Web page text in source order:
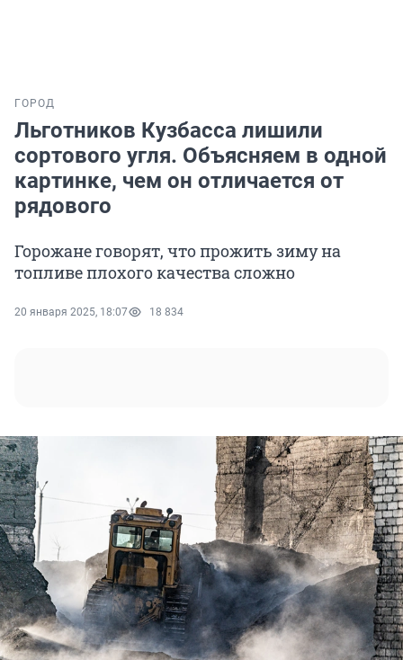
ГОРОД
Льготников Кузбасса лишили
сортового угля. Объясняем в одной
картинке, чем он отличается от
рядового
Горожане говорят, что прожить зиму на
топливе плохого качества сложно
20 января 2025, 18:07 18 834